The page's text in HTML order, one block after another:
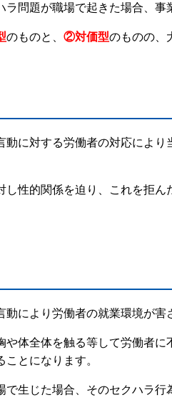
問題が職場で起きた場合、事
のものと、 ②対価型のものの、
動に対する労働者の対応によ
し性的関係を迫り、これを拒
により労働者の就業環境が害
や体全体を触る等して労働者
とになります。
生じた場合、そのセクハラ行